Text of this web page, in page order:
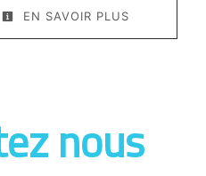
EN SAVOIR PLUS
nous